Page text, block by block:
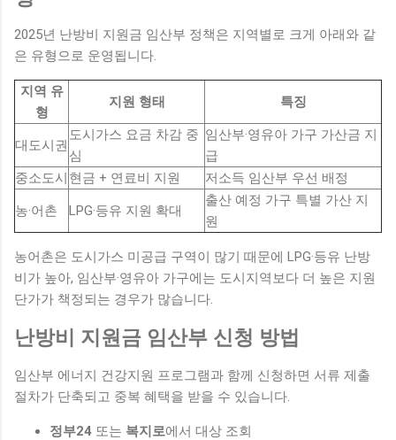
2025년 난방비 지원금 임산부 정책은 지역별로 크게 아래와 같
은 유형으로 운영됩니다.
지역 유
형
지원 형태 특징
대도시권
도시가스 요금 차감 중
심
임산부·영유아 가구 가산금 지
급
중소도시 현금 + 연료비 지원 저소득 임산부 우선 배정
농·어촌 LPG·등유 지원 확대
출산 예정 가구 특별 가산 지
원
농어촌은 도시가스 미공급 구역이 많기 때문에 LPG·등유 난방
비가 높아, 임산부·영유아 가구에는 도시지역보다 더 높은 지원
단가가 책정되는 경우가 많습니다.
난방비 지원금 임산부 신청 방법
임산부 에너지 건강지원 프로그램과 함께 신청하면 서류 제출
절차가 단축되고 중복 혜택을 받을 수 있습니다.
정부24 또는 복지로에서 대상 조회